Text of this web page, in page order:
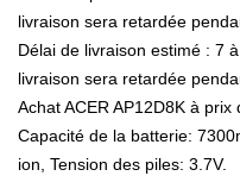
livraison sera retardée
Délai de livraison estimé : 7
livraison sera retardée
Achat ACER AP12D8K à prix
Capacité de la batterie:
ion, Tension des piles: 3.7V.